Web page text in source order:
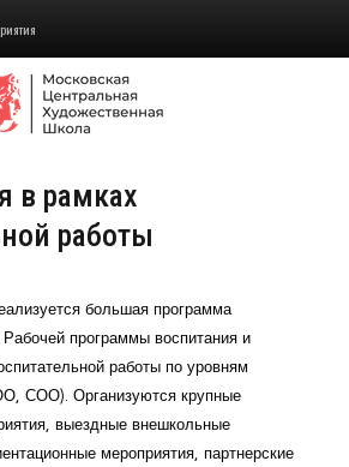
школа
в рамках
работы
большая программа
программы воспитания и
работы по уровням
СОО). Организуются крупные
выездные внешкольные
мероприятия, партнерские